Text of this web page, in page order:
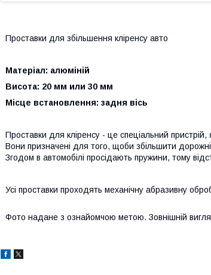
Проставки для збільшення кліренсу авто
Матеріал: алюміній
Висота: 20 мм или 30 мм
Місце встановлення: задня вісь
Проставки для кліренсу - це спеціальний
Вони призначені для того, щоби збільшити
Згодом в автомобілі просідають пружини, тому
Усі проставки проходять механічну абразивну
Фото надане з ознайомчою метою. Зовнішній